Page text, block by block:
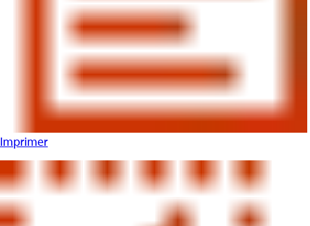
Imprimer